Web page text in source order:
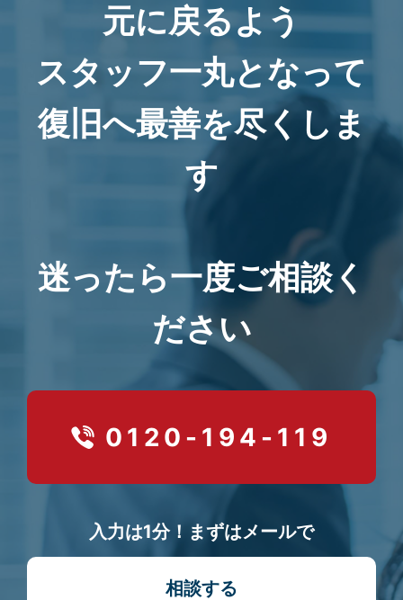
元に戻るよう
スタッフ一丸となって
復旧へ最善を尽くしま
す
迷ったら一度ご相談く
ださい
0120-194-119
入力は1分！まずはメールで
相談する